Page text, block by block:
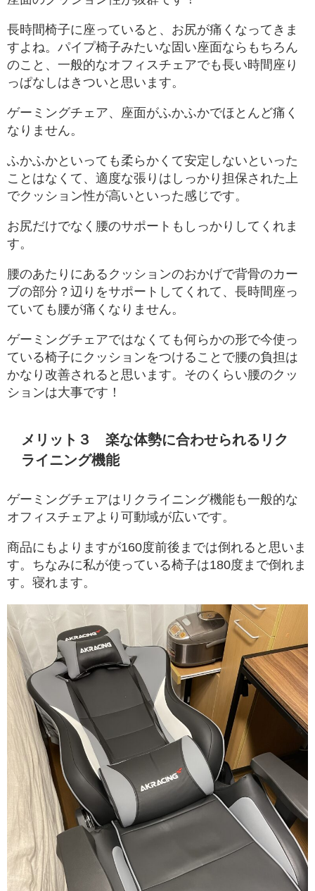
長時間椅子に座っていると、お尻が痛くなってきま
すよね。パイプ椅子みたいな固い座面ならもちろん
のこと、一般的なオフィスチェアでも長い時間座り
っぱなしはきついと思います。
ゲーミングチェア、座面がふかふかでほとんど痛く
なりません。
ふかふかといっても柔らかくて安定しないといった
ことはなくて、適度な張りはしっかり担保された上
でクッション性が高いといった感じです。
お尻だけでなく腰のサポートもしっかりしてくれま
す。
腰のあたりにあるクッションのおかげで背骨のカー
ブの部分？辺りをサポートしてくれて、長時間座っ
ていても腰が痛くなりません。
ゲーミングチェアではなくても何らかの形で今使っ
ている椅子にクッションをつけることで腰の負担は
かなり改善されると思います。そのくらい腰のクッ
ションは大事です！
メリット３ 楽な体勢に合わせられるリク
ライニング機能
ゲーミングチェアはリクライニング機能も一般的な
オフィスチェアより可動域が広いです。
商品にもよりますが160度前後までは倒れると思いま
す。ちなみに私が使っている椅子は180度まで倒れま
す。寝れます。